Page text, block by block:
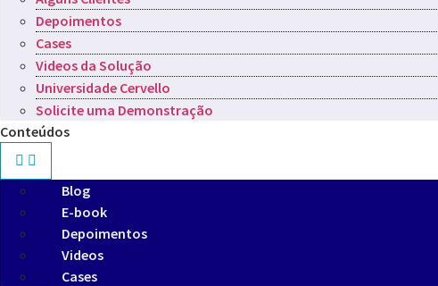
Depoimentos
Cases
Videos da Solução
Universidade Cervello
Solicite uma Demonstração
Conteúdos
Blog
E-book
Depoimentos
Videos
Cases